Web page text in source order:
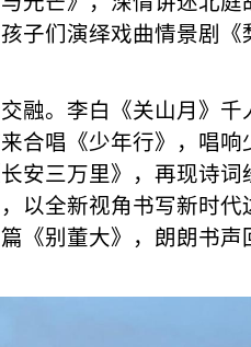
子们演绎戏曲情景剧
融。李白《关山月》
合唱《少年行》，唱
安三万里》，再现诗
以全新视角书写新时
《别董大》，朗朗书